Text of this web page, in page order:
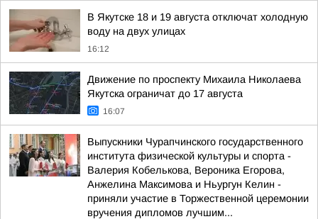
В Якутске 18 и 19 августа отключат холодную
воду на двух улицах
16:12
Движение по проспекту Михаила Николаева
Якутска ограничат до 17 августа
16:07
Выпускники Чурапчинского государственного
института физической культуры и спорта -
Валерия Кобелькова, Вероника Егорова,
Анжелина Максимова и Ньургун Келин -
приняли участие в Торжественной церемонии
вручения дипломов лучшим...